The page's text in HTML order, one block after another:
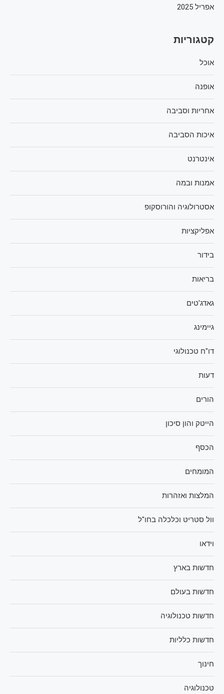
אפריל 2025
קטגוריות
אוכל
אופנה
אחריות וסביבה
איכות הסביבה
אינטרנט
אמנות ובמה
אסטרולוגיה והורוסקופ
אפליקציות
בידור
בריאות
גאדג'טים
גיימינג
דו"ח טכנולוגי
דעות
הורים
הייטק והון סיכון
הכסף
המומחים
המלצות ואזהרות
וול סטריט וכלכלה בחו"ל
וידאו
חדשות בארץ
חדשות בעולם
חדשות טכנולוגיה
חדשות כלליות
חינוך
טכנולוגיה